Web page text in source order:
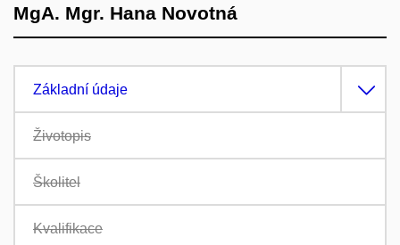
MgA. Mgr. Hana Novotná
Základní údaje
Životopis
Školitel
Kvalifikace